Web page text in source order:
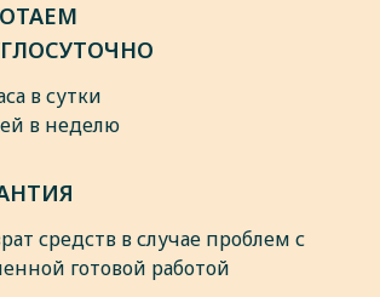
в сутки
в неделю
средств в случае проблем с
готовой работой